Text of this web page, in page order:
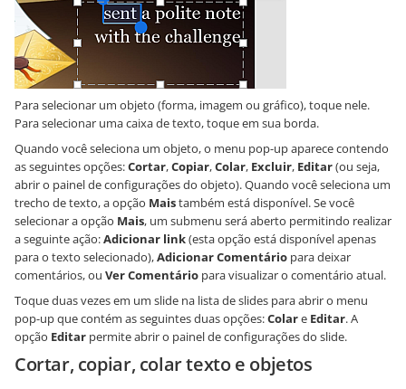
Para selecionar um objeto (forma, imagem ou gráfico), toque nele.
Para selecionar uma caixa de texto, toque em sua borda.
Quando você seleciona um objeto, o menu pop-up aparece contendo
as seguintes opções:Cortar,Copiar,Colar, Excluir, Editar(ou seja,
abrir o painel de configurações do objeto). Quando você seleciona um
trecho de texto, a opção Maistambém está disponível. Se você
selecionar a opção Mais, um submenu será aberto permitindo realizar
a seguinte ação:Adicionar link(esta opção está disponível apenas
para o texto selecionado),Adicionar Comentário para deixar
comentários, ou Ver Comentário para visualizar o comentário atual.
Toque duas vezes em um slide na lista de slides para abrir o menu
pop-up que contém as seguintes duas opções:Colare Editar. A
opção Editar permite abrir o painel de configurações do slide.
Cortar, copiar, colar texto e objetos